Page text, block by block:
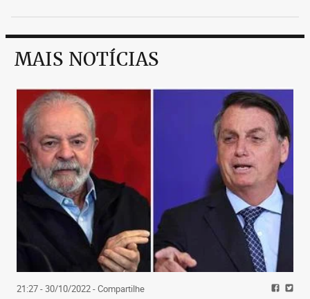
MAIS NOTÍCIAS
21:27 - 30/10/2022- Compartilhe